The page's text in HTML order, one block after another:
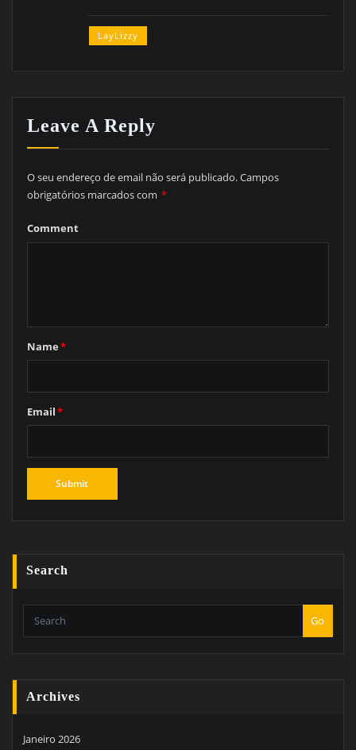
LayLizzy
Leave A Reply
O seu endereço de email não será publicado.Campos
obrigatórios marcados com *
Comment
Name*
Email*
Search
Go
Archives
Janeiro 2026